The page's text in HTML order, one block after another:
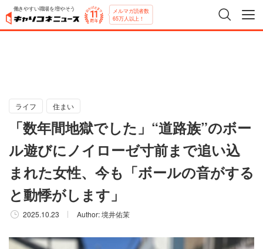
働きやすい職場を増やそう メルマガ読者数
65万人以上！
ライフ 住まい
「数年間地獄でした」“道路族”のボー
ル遊びにノイローゼ寸前まで追い込
まれた女性、今も「ボールの音がする
と動悸がします」
2025.10.23 Author:境井佑茉